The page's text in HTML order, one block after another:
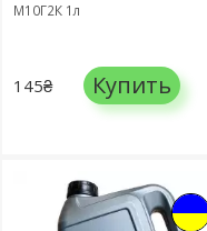
М10Г2К 1л
145₴ Купить